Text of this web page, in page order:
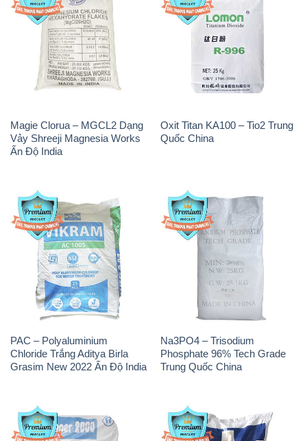
Magie Clorua – MGCL2 Dạng
Vảy Shreeji Magnesia Works
Ấn Độ India
Oxit Titan KA100 – Tio2 Trung
Quốc China
PAC – Polyaluminium
Chloride Trắng Aditya Birla
Grasim New 2022 Ấn Độ India
Na3PO4 – Trisodium
Phosphate 96% Tech Grade
Trung Quốc China